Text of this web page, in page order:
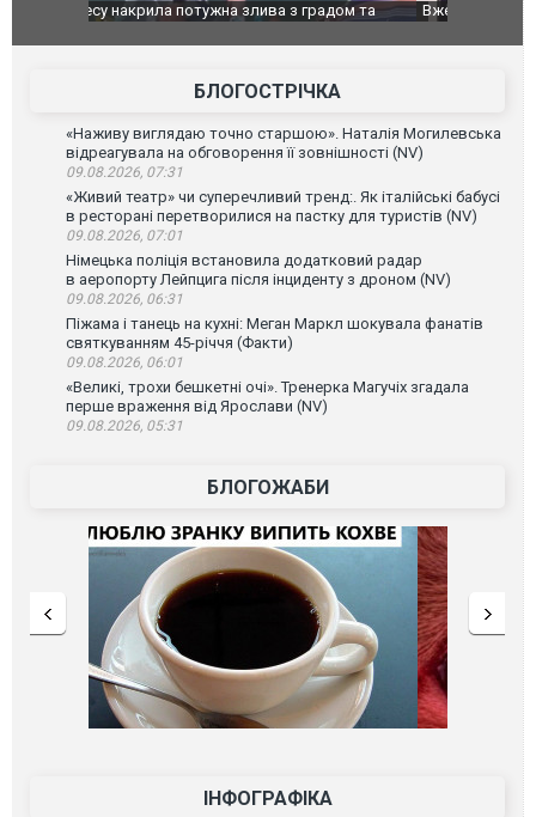
Вже вивели на тести: Ferrari готує оновлення
Вийшов
фільму
БЛОГОСТРІЧКА
«Наживу виглядаю точно старшою». Наталія Могилевська
відреагувала на обговорення її зовнішності (NV)
09.08.2026, 07:31
«Живий театр» чи суперечливий тренд:. Як італійські бабусі
в ресторані перетворилися на пастку для туристів (NV)
09.08.2026, 07:01
Німецька поліція встановила додатковий радар
в аеропорту Лейпцига після інциденту з дроном (NV)
09.08.2026, 06:31
Піжама і танець на кухні: Меган Маркл шокувала фанатів
святкуванням 45-річчя (Факти)
09.08.2026, 06:01
«Великі, трохи бешкетні очі». Тренерка Магучіх згадала
перше враження від Ярослави (NV)
09.08.2026, 05:31
БЛОГОЖАБИ
ІНФОГРАФІКА